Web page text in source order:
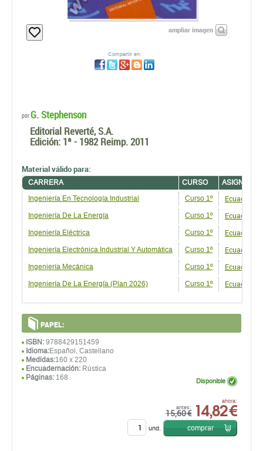
ampliar imagen
Compartir en:
porG. Stephenson
Editorial Reverté, S.A.
Edición: 1ª - 1982 Reimp. 2011
Material válido para:
CARRERA CURSO
Ingeniería En Tecnología Industrial
Curso 1º
Ingeniería De La Energía Curso 1º
Ingeniería Eléctrica Curso 1º
Ingeniería Electrónica Industrial Y Automática Curso 1º
Ingeniería Mecánica Curso 1º
Ingeniería De La Energí­a (Plan 2026) Curso 1º
PAPEL:
ISBN: 9788429151459
Idioma:Español, Castellano
Medidas:160 x 220
Encuadernación: Rústica
Páginas: 168
antes:
15,60 €
ahora:
14,82 €
Disponible
und. comprar